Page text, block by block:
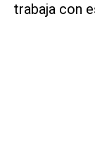
trabaja con